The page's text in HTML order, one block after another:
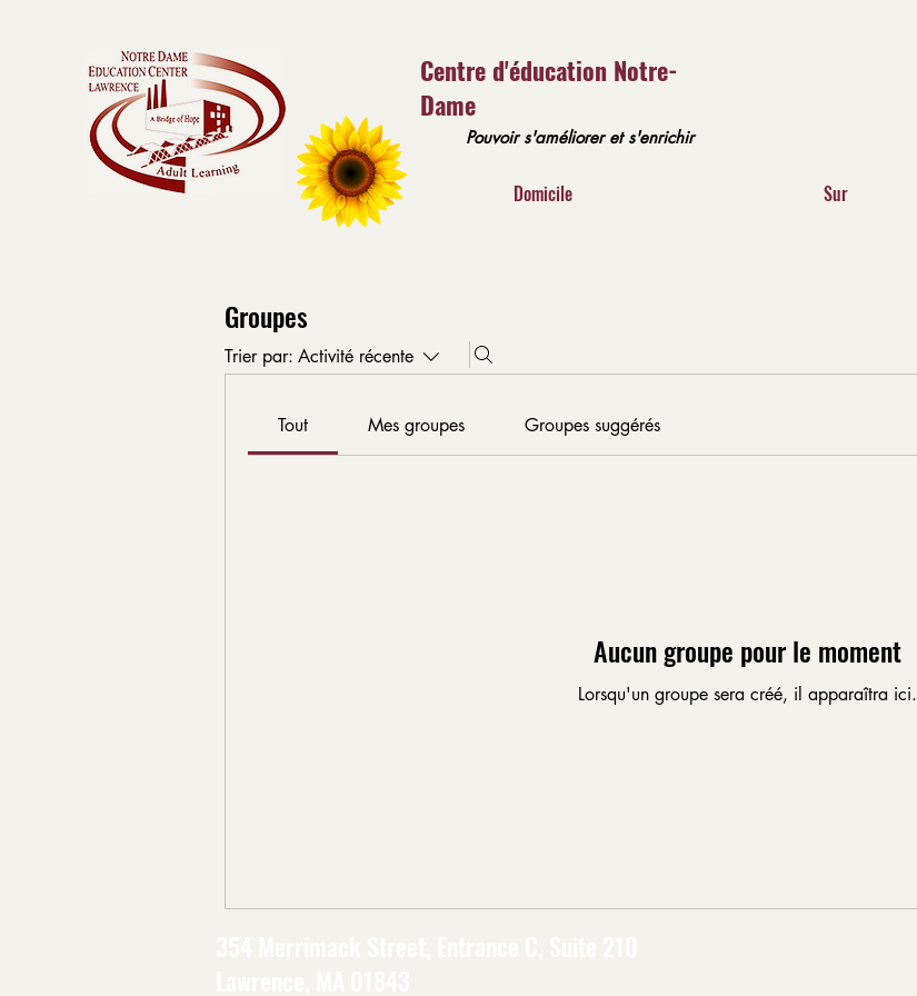
Pouvoir s'améliorer et s'enrichir
Domicile Sur
Centre d'éducation Notre-
Dame
Groupes
Trier par: Activité récente
Tout Mes groupes Groupes suggérés
Aucun groupe pour le moment
Lorsqu'un groupe sera créé, il apparaîtra ici.